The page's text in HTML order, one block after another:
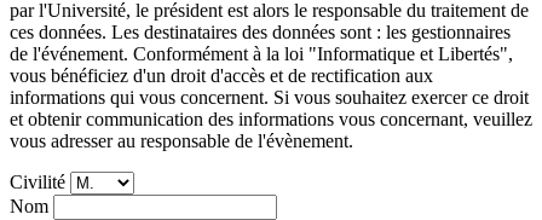
par l'Université, le président est alors le responsable du traitement de
ces données. Les destinataires des données sont : les gestionnaires
de l'événement. Conformément à la loi "Informatique et Libertés",
vous bénéficiez d'un droit d'accès et de rectification aux
informations qui vous concernent. Si vous souhaitez exercer ce droit
et obtenir communication des informations vous concernant, veuillez
vous adresser au responsable de l'évènement.
Civilité
Nom